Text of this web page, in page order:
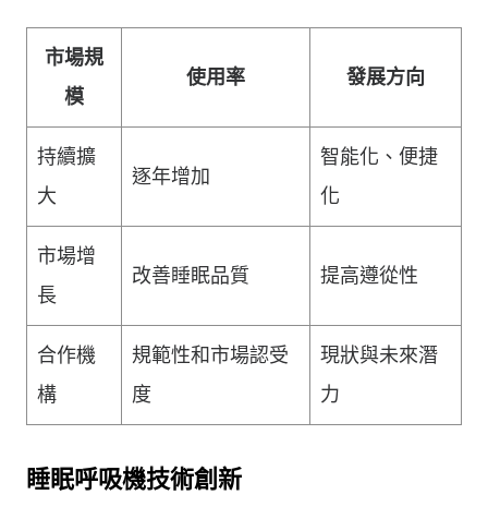
市場規
模
使用率 發展方向
持續擴
大
逐年增加
智能化、便捷
化
市場增
長
改善睡眠品質 提高遵從性
合作機
構
規範性和市場認受
度
現狀與未來潛
力
睡眠呼吸機技術創新